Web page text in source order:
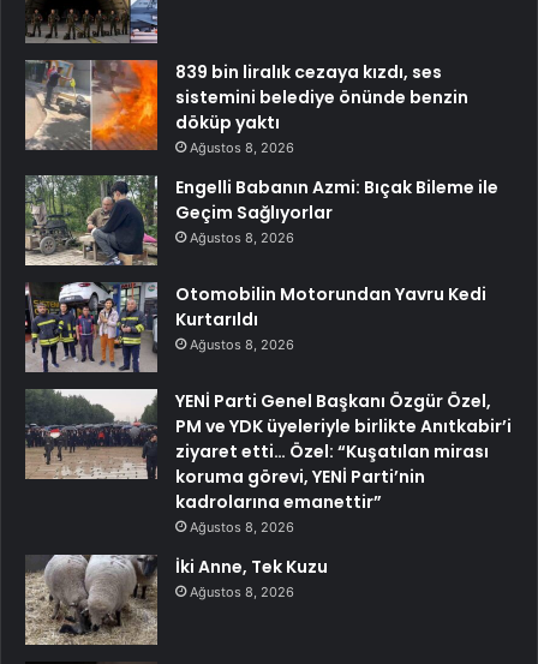
839 bin liralık cezaya kızdı, ses
sistemini belediye önünde benzin
döküp yaktı
Ağustos 8, 2026
Engelli Babanın Azmi: Bıçak Bileme ile
Geçim Sağlıyorlar
Ağustos 8, 2026
Otomobilin Motorundan Yavru Kedi
Kurtarıldı
Ağustos 8, 2026
YENİ Parti Genel Başkanı Özgür Özel,
PM ve YDK üyeleriyle birlikte Anıtkabir’i
ziyaret etti… Özel: “Kuşatılan mirası
koruma görevi, YENİ Parti’nin
kadrolarına emanettir”
Ağustos 8, 2026
İki Anne, Tek Kuzu
Ağustos 8, 2026